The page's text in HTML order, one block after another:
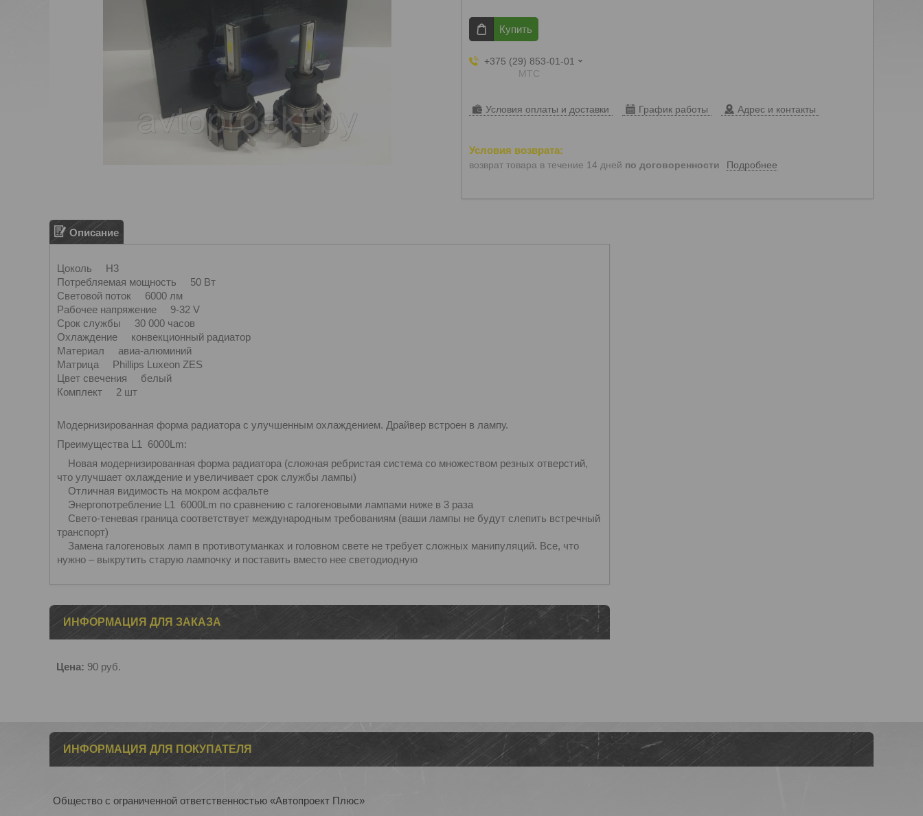
Купить
+375 (29) 853-01-01
МТС
Условия оплаты и доставки График работы Адрес и контакты
возврат товара в течение 14 дней по договоренности Подробнее
Описание
Цоколь H3
Потребляемая мощность 50 Вт
Световой поток 6000 лм
Рабочее напряжение 9-32 V
Срок службы 30 000 часов
Охлаждение конвекционный радиатор
Материал авиа-алюминий
Матрица Phillips Luxeon ZES
Цвет свечения белый
Комплект 2 шт
Модернизированная форма радиатора с улучшенным охлаждением. Драйвер встроен в лампу.
Преимущества L1 6000Lm:
Новая модернизированная форма радиатора (сложная ребристая система со множеством резных отверстий,
что улучшает охлаждение и увеличивает срок службы лампы)
Отличная видимость на мокром асфальте
Энергопотребление L1 6000Lm по сравнению с галогеновыми лампами ниже в 3 раза
Свето-теневая граница соответствует международным требованиям (ваши лампы не будут слепить встречный
транспорт)
Замена галогеновых ламп в противотуманках и головном свете не требует сложных манипуляций. Все, что
нужно – выкрутить старую лампочку и поставить вместо нее светодиодную
ИНФОРМАЦИЯ ДЛЯ ЗАКАЗА
Цена: 90 руб.
ИНФОРМАЦИЯ ДЛЯ ПОКУПАТЕЛЯ
Общество с ограниченной ответственностью «Автопроект Плюс»